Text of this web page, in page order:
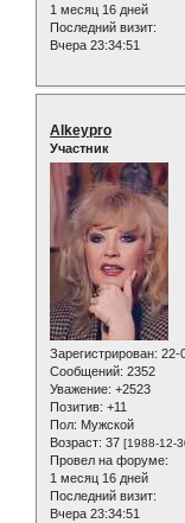
1 месяц 16 дней
Последний визит:
Вчера 23:34:51
Alkeypro
Участник
Зарегистрирован: 22-
Сообщений: 2352
Уважение: +2523
Позитив: +11
Пол: Мужской
Возраст: 37 [1988-12-
Провел на форуме:
1 месяц 16 дней
Последний визит:
Вчера 23:34:51